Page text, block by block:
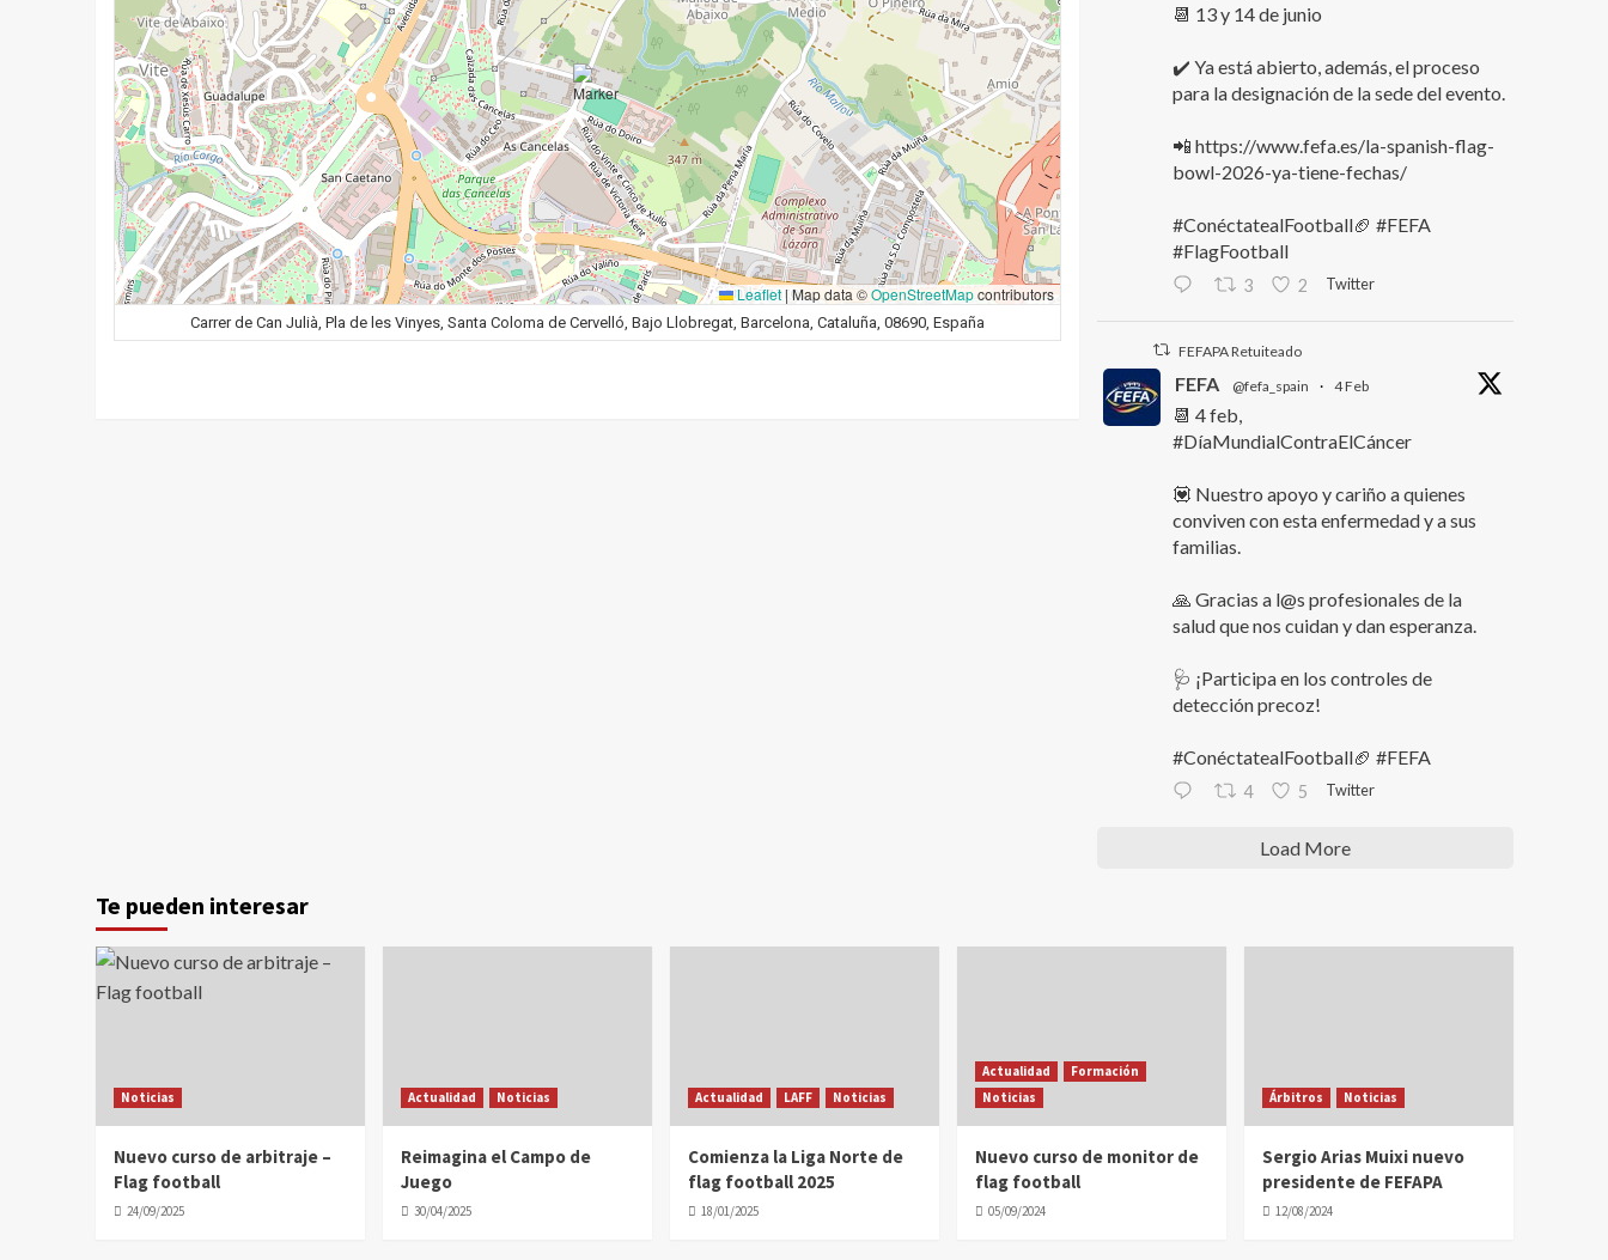
Leaflet |Map data ©OpenStreetMapcontributors
Carrer de Can Julià, Pla de les Vinyes, Santa Coloma de Cervelló, Bajo Llobregat, Barcelona, Cataluña, 08690, España
📆 13 y 14 de junio
✔️ Ya está abierto, además, el proceso
para la designación de la sede del evento.
📲 https://www.fefa.es/la-spanish-flag-
bowl-2026-ya-tiene-fechas/
#ConéctatealFootball🏈 #FEFA
#FlagFootball
3 2 Twitter
FEFAPA Retuiteado
FEFA @fefa_spain · 4 Feb
📆 4 feb,
#DíaMundialContraElCáncer
💟 Nuestro apoyo y cariño a quienes
conviven con esta enfermedad y a sus
familias.
🙏 Gracias a l@s profesionales de la
salud que nos cuidan y dan esperanza.
🩺 ¡Participa en los controles de
detección precoz!
#ConéctatealFootball🏈 #FEFA
4 5 Twitter
Load More
Te pueden interesar
Noticias
Nuevo curso de arbitraje –
Flag football
24/09/2025
Actualidad Noticias
Reimagina el Campo de
Juego
30/04/2025
Actualidad LAFF Noticias
Comienza la Liga Norte de
flag football 2025
18/01/2025
Actualidad
Formación
Noticias
Nuevo curso de monitor de
flag football
05/09/2024
Árbitros Noticias
Sergio Arias Muixi nuevo
presidente de FEFAPA
12/08/2024